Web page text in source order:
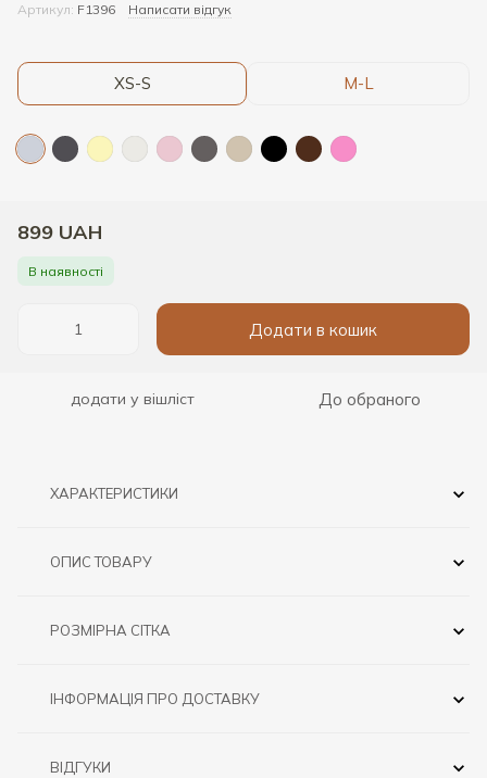
Артикул: F1396 Написати відгук
XS-S M-L
В наявності
899 UAH
Додати в кошик
додати у вішліст До обраного
ХАРАКТЕРИСТИКИ
ОПИС ТОВАРУ
РОЗМІРНА СІТКА
ІНФОРМАЦІЯ ПРО ДОСТАВКУ
ВІДГУКИ